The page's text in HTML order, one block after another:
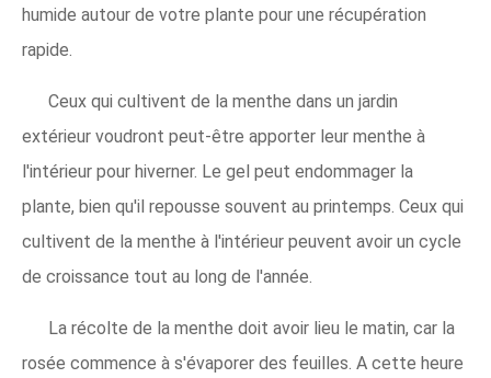
humide autour de votre plante pour une récupération
rapide.
Ceux qui cultivent de la menthe dans un jardin
extérieur voudront peut-être apporter leur menthe à
l'intérieur pour hiverner. Le gel peut endommager la
plante, bien qu'il repousse souvent au printemps. Ceux qui
cultivent de la menthe à l'intérieur peuvent avoir un cycle
de croissance tout au long de l'année.
La récolte de la menthe doit avoir lieu le matin, car la
rosée commence à s'évaporer des feuilles. A cette heure